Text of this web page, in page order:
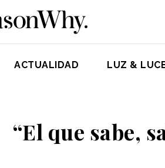
ACTUALIDAD LUZ &
“El que sabe,